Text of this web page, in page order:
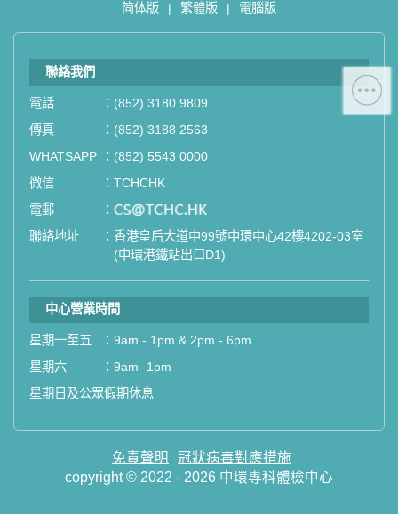
简体版 | 繁體版 | 電腦版
聯絡我們
電話 ： (852) 3180 9809
傳真
： (852) 3188 2563
WHATSAPP
： (852) 5543 0000
微信
： TCHCHK
電郵
： email
聯絡地址
： 香港皇后大道中99號中環中心42樓4202-03室
(中環港鐵站出口D1)
中心營業時間
星期一至五 ： 9am - 1pm & 2pm - 6pm
星期六
： 9am- 1pm
星期日及公眾假期休息
免責聲明
冠狀病毒對應措施
copyright © 2022 - 2026 中環專科體檢中心
- 電子郵箱：cs@tchc.hk
「中環專科體檢中心」致力為關注健
康人士提供尊尚而優質的體檢服務，
一站式進行全方位檢查。
如果您有任何疑問或需要進一步了
祝您健康愉快！